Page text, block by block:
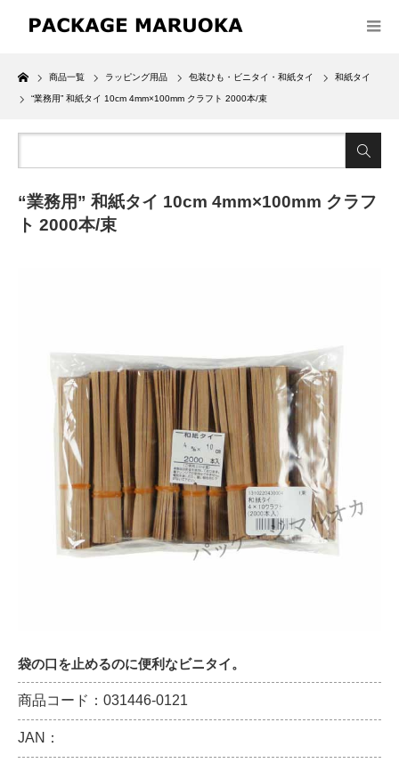
Home
商品一覧 ラッピング用品 包装ひも・ビニタイ・和紙タイ 和紙タイ
“業務用” 和紙タイ 10cm 4mm×100mm クラフト 2000本/束
“業務用” 和紙タイ 10cm 4mm×100mm クラフ
ト 2000本/束
袋の口を止めるのに便利なビニタイ。
商品コード：031446-0121
JAN：